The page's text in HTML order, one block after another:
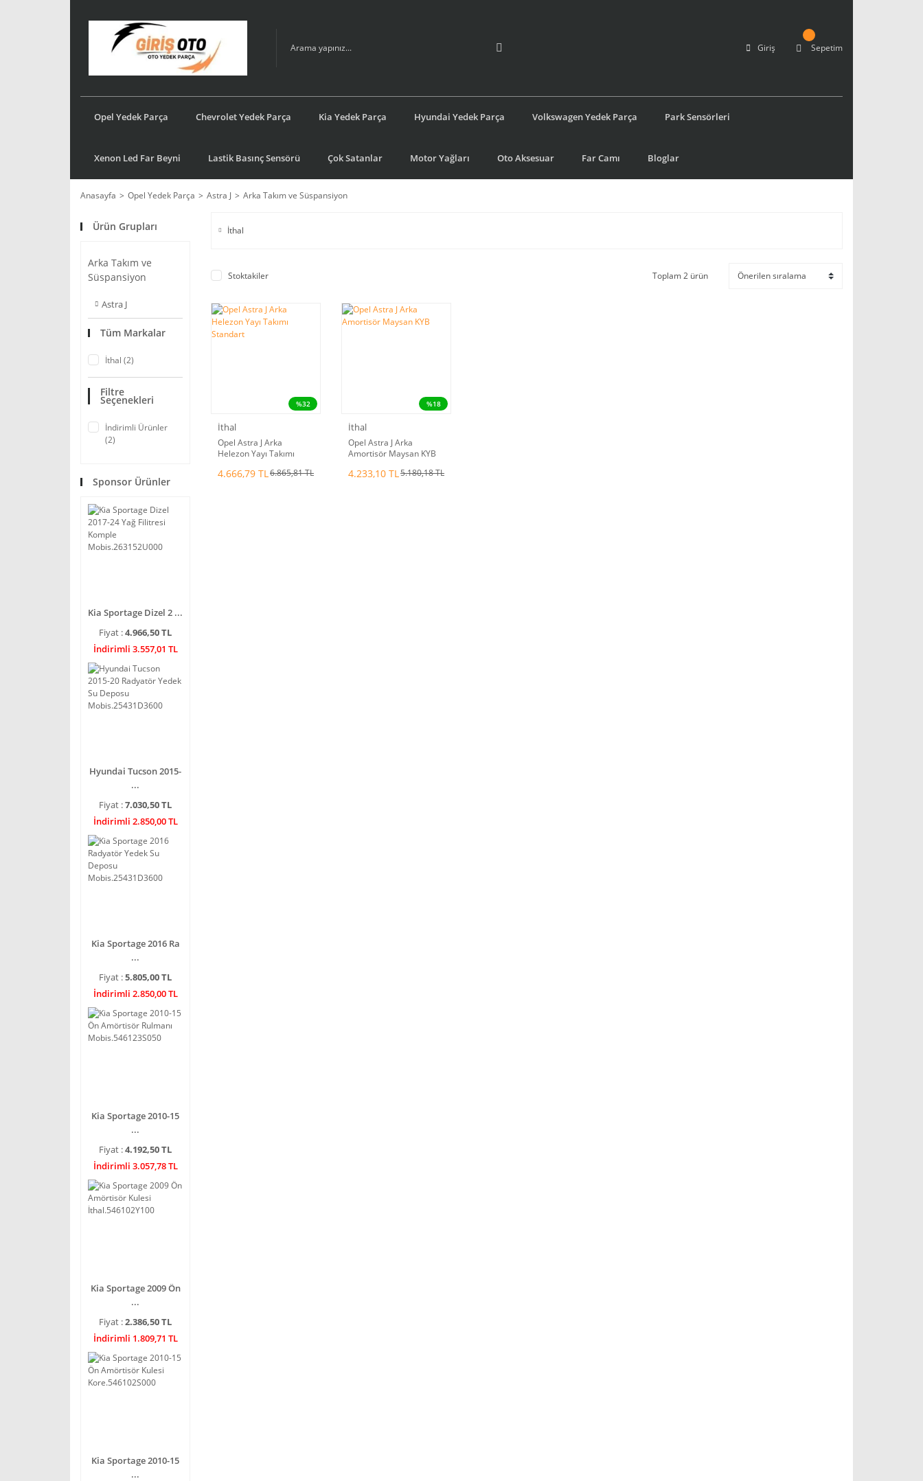
Giriş Sepetim
Opel Yedek Parça Chevrolet Yedek Parça Kia Yedek Parça Hyundai Yedek Parça Volkswagen Yedek Parça Park Sensörleri
Xenon Led Far Beyni Lastik Basınç Sensörü Çok Satanlar Motor Yağları Oto Aksesuar Far Camı Bloglar
Anasayfa Opel Yedek Parça Astra J Arka Takım ve Süspansiyon
Ürün Grupları
Arka Takım ve
Süspansiyon
Astra J
Tüm Markalar
İthal (2)
Filtre
Seçenekleri
İndirimli Ürünler
(2)
Sponsor Ürünler
Kia Sportage Dizel 2 ...
Fiyat :4.966,50 TL
İndirimli 3.557,01 TL
Hyundai Tucson 2015-
...
Fiyat :7.030,50 TL
İndirimli 2.850,00 TL
Kia Sportage 2016 Ra
...
Fiyat :5.805,00 TL
İndirimli 2.850,00 TL
Kia Sportage 2010-15
...
Fiyat :4.192,50 TL
İndirimli 3.057,78 TL
Kia Sportage 2009 Ön
...
Fiyat :2.386,50 TL
İndirimli 1.809,71 TL
Kia Sportage 2010-15
...
İthal
Stoktakiler Toplam 2 ürün
%32
İthal
Opel Astra J Arka
Helezon Yayı Takımı
4.666,79 TL6.865,81 TL
%18
İthal
Opel Astra J Arka
Amortisör Maysan KYB
4.233,10 TL5.180,18 TL